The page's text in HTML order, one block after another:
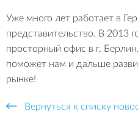
Уже много лет работает в
представительство. В 2013
просторный офис в г.
поможет нам и дальше
рынке!
Вернуться к списку